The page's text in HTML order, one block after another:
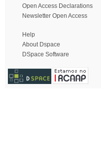
Open Access Declarations
Newsletter Open Access
Help
About Dspace
DSpace Software